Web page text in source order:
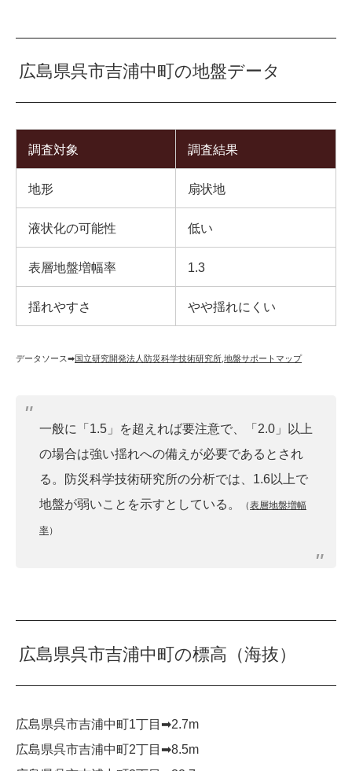
広島県呉市吉浦中町の地盤データ
調査対象 調査結果
地形 扇状地
液状化の可能性 低い
表層地盤増幅率 1.3
揺れやすさ やや揺れにくい
データソース➡︎国立研究開発法人防災科学技術研究所 地盤サポートマップ
一般に「1.5」を超えれば要注意で、「2.0」以上
の場合は強い揺れへの備えが必要であるとされ
る。防災科学技術研究所の分析では、1.6以上で
地盤が弱いことを示すとしている。
（表層地盤増幅
率）
広島県呉市吉浦中町の標高（海抜）
広島県呉市吉浦中町1丁目➡︎2.7m
広島県呉市吉浦中町2丁目➡︎8.5m